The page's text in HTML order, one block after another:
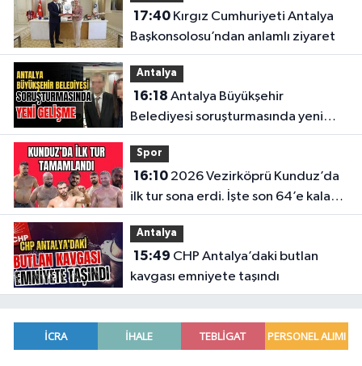
17:40Kırgız Cumhuriyeti Antalya
Başkonsolosu’ndan anlamlı ziyaret
Antalya
16:18
Belediyesi soruşturmasında yeni
gelişme
Spor
16:102026 Vezirköprü Kunduz’da
ilk tur sona erdi. İşte son 64’e kalan
başpehlivanlar
Antalya
15:49
kavgası emniyete taşındı